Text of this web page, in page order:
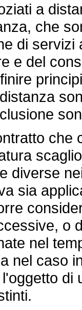
a
che
di
e del
che
diverse
sia
o
nel
nel caso
di